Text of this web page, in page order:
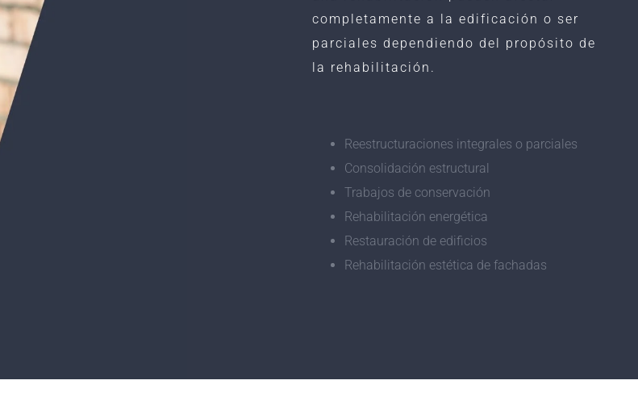
completamente a la edificación o ser
parciales dependiendo del propósito de
la rehabilitación.
Reestructuraciones integrales o parciales
Consolidación estructural
Trabajos de conservación
Rehabilitación energética
Restauración de edificios
Rehabilitación estética de fachadas